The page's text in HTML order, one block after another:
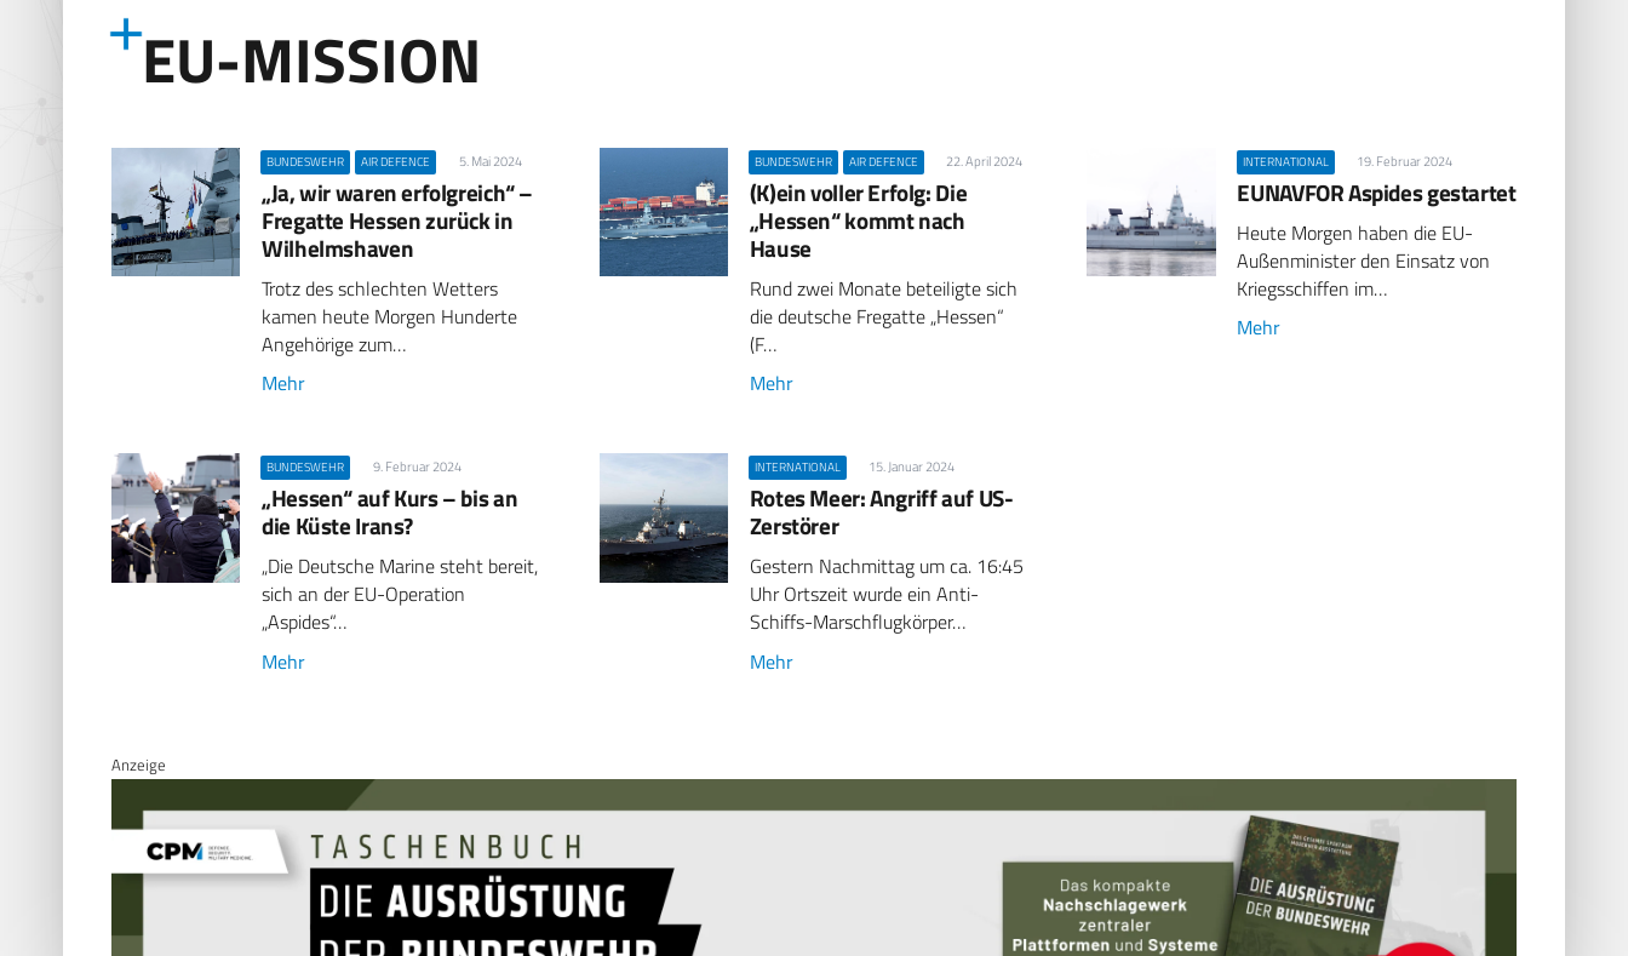
EU-MISSION
BUNDESWEHR AIR DEFENCE 5. Mai 2024
„Ja, wir waren erfolgreich“ –
Fregatte Hessen zurück in
Wilhelmshaven
Trotz des schlechten Wetters
kamen heute Morgen Hunderte
Angehörige zum…
Mehr
BUNDESWEHR AIR DEFENCE 22. April 2024
(K)ein voller Erfolg: Die
„Hessen“ kommt nach
Hause
Rund zwei Monate beteiligte sich
die deutsche Fregatte „Hessen“
(F…
Mehr
INTERNATIONAL 19. Februar 2024
EUNAVFOR Aspides gestartet
Heute Morgen haben die EU-
Außenminister den Einsatz von
Kriegsschiffen im…
Mehr
BUNDESWEHR 9. Februar 2024
„Hessen“ auf Kurs – bis an
die Küste Irans?
„Die Deutsche Marine steht bereit,
sich an der EU-Operation
„Aspides“…
Mehr
INTERNATIONAL 15. Januar 2024
Rotes Meer: Angriff auf US-
Zerstörer
Gestern Nachmittag um ca. 16:45
Uhr Ortszeit wurde ein Anti-
Schiffs-Marschflugkörper…
Mehr
Anzeige